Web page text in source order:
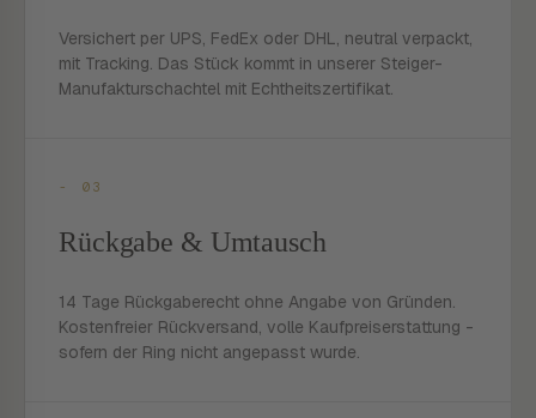
Versichert per UPS, FedEx oder DHL, neutral verpackt,
mit Tracking. Das Stück kommt in unserer Steiger-
Manufakturschachtel mit Echtheitszertifikat.
- 03
Rückgabe & Umtausch
14 Tage Rückgaberecht ohne Angabe von Gründen.
Kostenfreier Rückversand, volle Kaufpreiserstattung -
sofern der Ring nicht angepasst wurde.